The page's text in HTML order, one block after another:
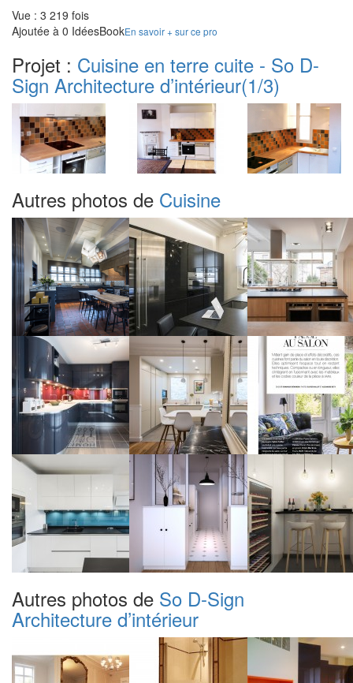
Vue : 3 219 fois
Ajoutée à 0 IdéesBookEn savoir + sur ce pro
Projet : Cuisine en terre cuite - So D-
Sign Architecture d’intérieur(1/3)
Autres photos de Cuisine
Autres photos de So D-Sign
Architecture d’intérieur